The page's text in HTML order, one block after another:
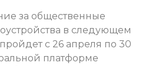
за общественные
в следующем
с 26 апреля по 30
платформе